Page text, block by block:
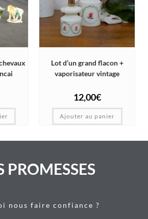
Lot d’un grand flacon +
vaporisateur vintage
12,00€
Ajouter au panier
PROMESSES
nous faire confiance ?